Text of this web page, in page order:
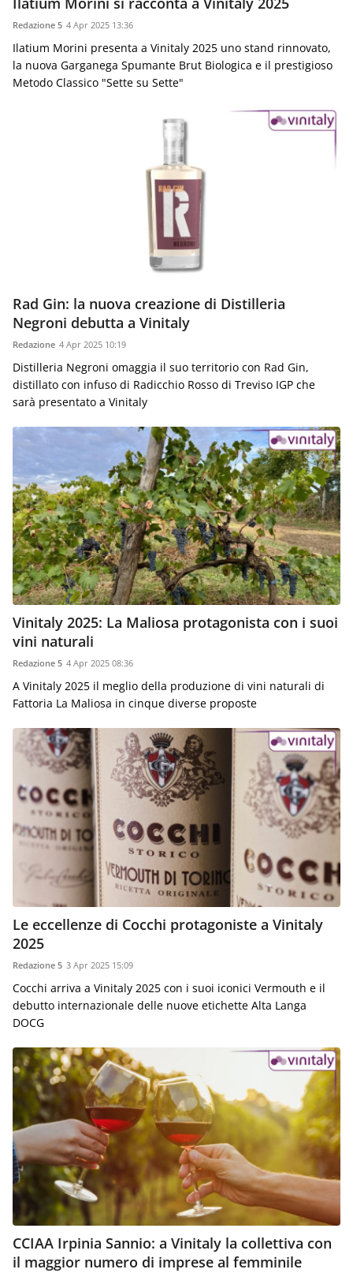
Redazione 5 4 Apr 2025 13:36
Ilatium Morini presenta a Vinitaly 2025 uno stand rinnovato,
la nuova Garganega Spumante Brut Biologica e il prestigioso
Metodo Classico "Sette su Sette"
Rad Gin: la nuova creazione di Distilleria
Negroni debutta a Vinitaly
Redazione 4 Apr 2025 10:19
Distilleria Negroni omaggia il suo territorio con Rad Gin,
distillato con infuso di Radicchio Rosso di Treviso IGP che
sarà presentato a Vinitaly
Vinitaly 2025: La Maliosa protagonista con i suoi
vini naturali
Redazione 5 4 Apr 2025 08:36
A Vinitaly 2025 il meglio della produzione di vini naturali di
Fattoria La Maliosa in cinque diverse proposte
Le eccellenze di Cocchi protagoniste a Vinitaly
2025
Redazione 5 3 Apr 2025 15:09
Cocchi arriva a Vinitaly 2025 con i suoi iconici Vermouth e il
debutto internazionale delle nuove etichette Alta Langa
DOCG
CCIAA Irpinia Sannio: a Vinitaly la collettiva con
il maggior numero di imprese al femminile